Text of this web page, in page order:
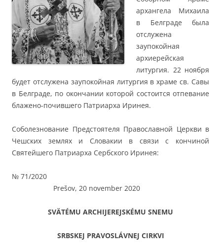
архангела Михаила
в Белграде была
отслужена
заупокойная
архиерейская
литургия. 22 ноября
будет отслужена заупокойная литургия в храме св. Савы
в Белграде, по окончании которой состоится отпевание
блажено-почившего Патриарха Иринея.
Соболезнование Предстоятеля Православной Церкви в
Чешских землях и Словакии в связи с кончиной
Святейшего Патриарха Сербского Иринея:
№ 71/2020
Prešov, 20 november 2020
SVÄTÉMU ARCHIJEREJSKÉMU SNEMU
SRBSKEJ PRAVOSLÁVNEJ CIRKVI